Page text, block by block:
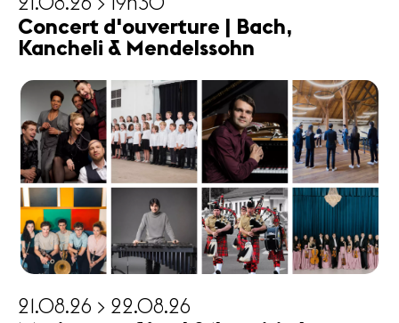
Concert d'ouverture | Bach,
Kancheli & Mendelssohn
21.08.26 > 22.08.26